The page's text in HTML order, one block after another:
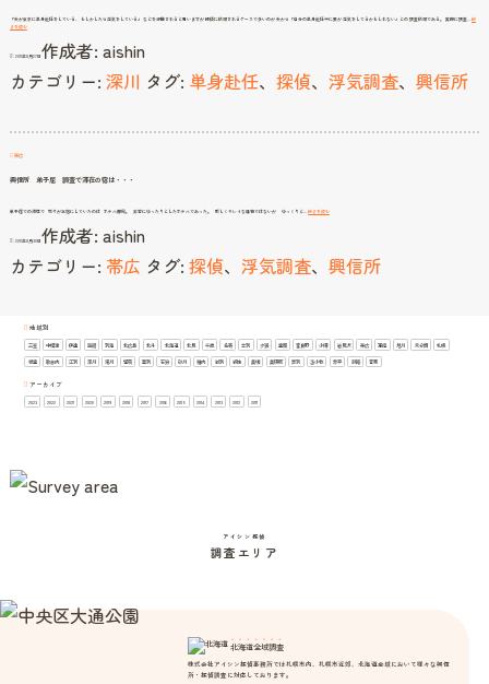
「夫が東京に単身赴任をしている、 もしかしたら浮気をしている」 などを想像されると思いますが 探偵に依頼されるケースで多いのが 夫から「自分の単身赴任中に妻が 浮気をしてるかもしれない」との 調査依頼である。 実際に調査…続
きを読む探
単
任
2011年8月27日作成者: aishin
カテゴリー: 深川 タグ: 単身赴任、 探偵、 浮気調査、 興信所
帯広
興信所 弟子屈 調査で滞在の宿は・・・
弟子屈での滞在で 我々が定宿にしていたのは ホテル摩周。 非常にゆったりとしたホテルであった。 新しくキレイな建物ではないが ゆっくりと… 続きを読む興
査
で
2011年8月30日作成者: aishin
カテゴリー: 帯広 タグ: 探偵、 浮気調査、 興信所
地域別
三笠 中標津 伊達 函館 別海 北広島 北斗 北海道 北見 千歳 名寄 士別 夕張 室蘭 富良野 小樽 岩見沢 帯広 恵庭 旭川 未分類 札幌
根室 歌志内 江別 深川 滝川 留萌 登別 石狩 砂川 稚内 紋別 網走 美唄 美瑛町 芦別 苫小牧 赤平 釧路 音更
アーカイブ
2023 2022 2021 2020 2019 2018 2017 2016 2015 2014 2013 2012 2011
アイシン探偵
調査エリア
北海道全域調査
株式会社アイシン探偵事務所では札幌市内、札幌市近郊、北海道全域において様々な興信
所・探偵調査に対応しております。